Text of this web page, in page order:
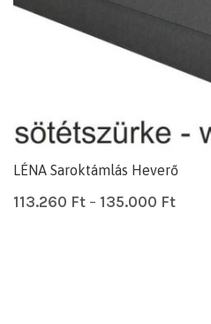
LÉNA Saroktámlás Heverő
113.260 Ft – 135.000 Ft